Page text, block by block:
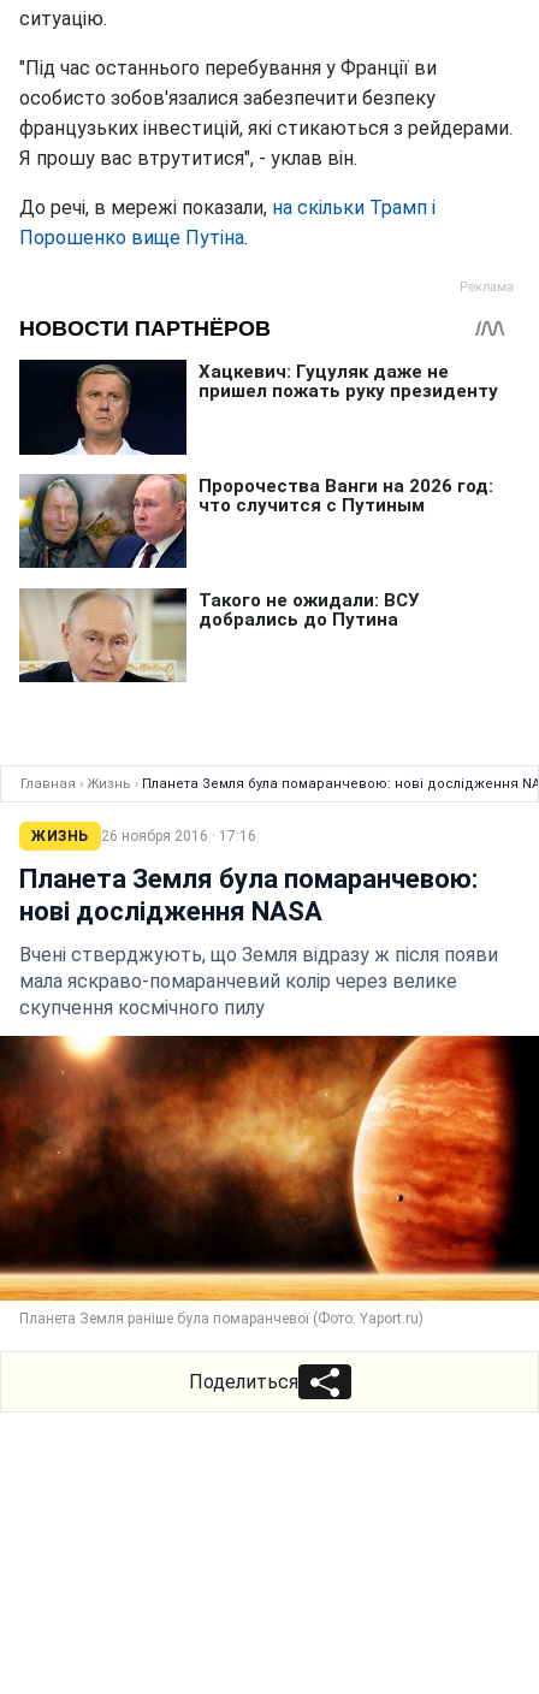
ситуацію.
"Під час останнього перебування у Франції ви
особисто зобов'язалися забезпечити безпеку
французьких інвестицій, які стикаються з рейдерами.
Я прошу вас втрутитися", - уклав він.
До речі, в мережі показали, на скільки Трамп і
Порошенко вище Путіна.
Главная › Жизнь › Планета Земля була помаранчевою: нові дослідження
ЖИЗНЬ 26 ноября 2016 · 17:16
Планета Земля була помаранчевою:
нові дослідження NASA
Вчені стверджують, що Земля відразу ж після появи
мала яскраво-помаранчевий колір через велике
скупчення космічного пилу
Планета Земля раніше була помаранчевої (Фото: Yaport.ru)
Поделиться